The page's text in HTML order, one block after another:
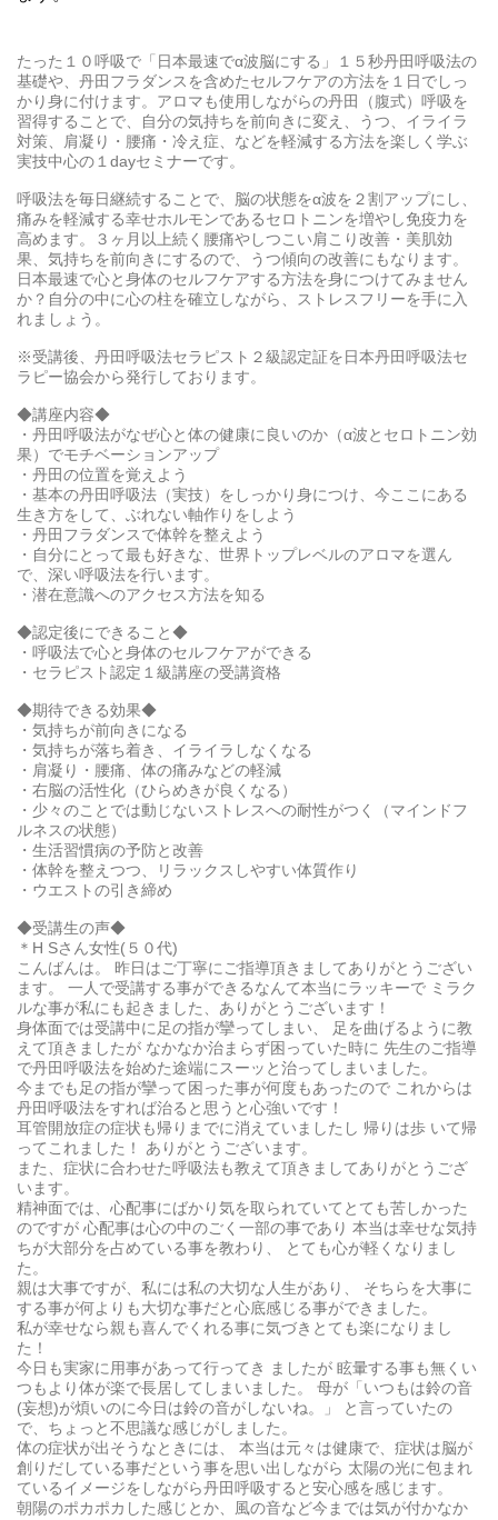
たった１０呼吸で「日本最速でα波脳にする」１５秒丹田呼吸法の
基礎や、丹田フラダンスを含めたセルフケアの方法を１日でしっ
かり身に付けます。アロマも使用しながらの丹田（腹式）呼吸を
習得することで、自分の気持ちを前向きに変え、うつ、イライラ
対策、肩凝り・腰痛・冷え症、などを軽減する方法を楽しく学ぶ
実技中心の１dayセミナーです。
呼吸法を毎日継続することで、脳の状態をα波を２割アップにし、
痛みを軽減する幸せホルモンであるセロトニンを増やし免疫力を
高めます。３ヶ月以上続く腰痛やしつこい肩こり改善・美肌効
果、気持ちを前向きにするので、うつ傾向の改善にもなります。
日本最速で心と身体のセルフケアする方法を身につけてみません
か？自分の中に心の柱を確立しながら、ストレスフリーを手に入
れましょう。
※受講後、丹田呼吸法セラピスト２級認定証を日本丹田呼吸法セ
ラピー協会から発行しております。
◆講座内容◆
・丹田呼吸法がなぜ心と体の健康に良いのか（α波とセロトニン効
果）でモチベーションアップ
・丹田の位置を覚えよう
・基本の丹田呼吸法（実技）をしっかり身につけ、今ここにある
生き方をして、ぶれない軸作りをしよう
・丹田フラダンスで体幹を整えよう
・自分にとって最も好きな、世界トップレベルのアロマを選ん
で、深い呼吸法を行います。
・潜在意識へのアクセス方法を知る
◆認定後にできること◆
・呼吸法で心と身体のセルフケアができる
・セラピスト認定１級講座の受講資格
◆期待できる効果◆
・気持ちが前向きになる
・気持ちが落ち着き、イライラしなくなる
・肩凝り・腰痛、体の痛みなどの軽減
・右脳の活性化（ひらめきが良くなる）
・少々のことでは動じないストレスへの耐性がつく（マインドフ
ルネスの状態）
・生活習慣病の予防と改善
・体幹を整えつつ、リラックスしやすい体質作り
・ウエストの引き締め
◆受講生の声◆
＊H Sさん女性(５０代)
こんばんは。 昨日はご丁寧にご指導頂きましてありがとうござい
ます。 一人で受講する事ができるなんて本当にラッキーで ミラク
ルな事が私にも起きました、ありがとうございます！
身体面では受講中に足の指が攣ってしまい、 足を曲げるように教
えて頂きましたが なかなか治まらず困っていた時に 先生のご指導
で丹田呼吸法を始めた途端にスーッと治ってしまいました。
今までも足の指が攣って困った事が何度もあったので これからは
丹田呼吸法をすれば治ると思うと心強いです！
耳管開放症の症状も帰りまでに消えていましたし 帰りは歩 いて帰
ってこれました！ ありがとうございます。
また、症状に合わせた呼吸法も教えて頂きましてありがとうござ
います。
精神面では、心配事にばかり気を取られていてとても苦しかった
のですが 心配事は心の中のごく一部の事であり 本当は幸せな気持
ちが大部分を占めている事を教わり、 とても心が軽くなりまし
た。
親は大事ですが、私には私の大切な人生があり、 そちらを大事に
する事が何よりも大切な事だと心底感じる事ができました。
私が幸せなら親も喜んでくれる事に気づきとても楽になりまし
た！
今日も実家に用事があって行ってき ましたが 眩暈する事も無くい
つもより体が楽で長居してしまいました。 母が「いつもは鈴の音
(妄想)が煩いのに今日は鈴の音がしないね。」 と言っていたの
で、ちょっと不思議な感じがしました。
体の症状が出そうなときには、 本当は元々は健康で、症状は脳が
創りだしている事だという事を思い出しながら 太陽の光に包まれ
ているイメージをしながら丹田呼吸すると安心感を感じます。
朝陽のポカポカした感じとか、風の音など今までは気が付かなか